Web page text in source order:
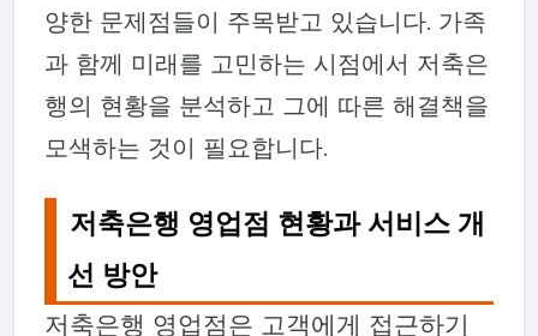
양한 문제점들이 주목받고 있습니다. 가족
과 함께 미래를 고민하는 시점에서 저축은
행의 현황을 분석하고 그에 따른 해결책을
모색하는 것이 필요합니다.
저축은행 영업점 현황과 서비스 개
선 방안
저축은행 영업점은 고객에게 접근하기